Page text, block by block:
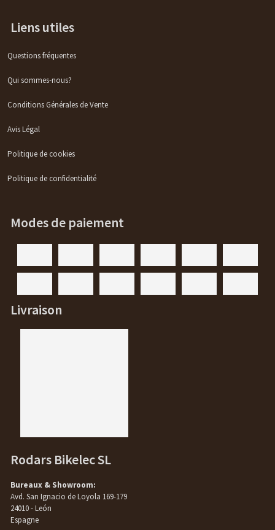
Liens utiles
Questions fréquentes
Qui sommes-nous?
Conditions Générales de Vente
Avis Légal
Politique de cookies
Politique de confidentialité
Modes de paiement
Livraison
Rodars Bikelec SL
Bureaux & Showroom:
Avd. San Ignacio de Loyola 169-179
24010 - León
Espagne